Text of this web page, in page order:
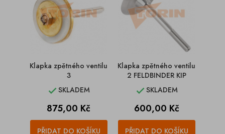
Klapka zpětného ventilu
3
SKLADEM
Cena
875,00 Kč
PŘIDAT DO KOŠÍKU
Klapka zpětného ventilu
2 FELDBINDER KIP
SKLADEM
Cena
600,00 Kč
PŘIDAT DO KOŠÍKU